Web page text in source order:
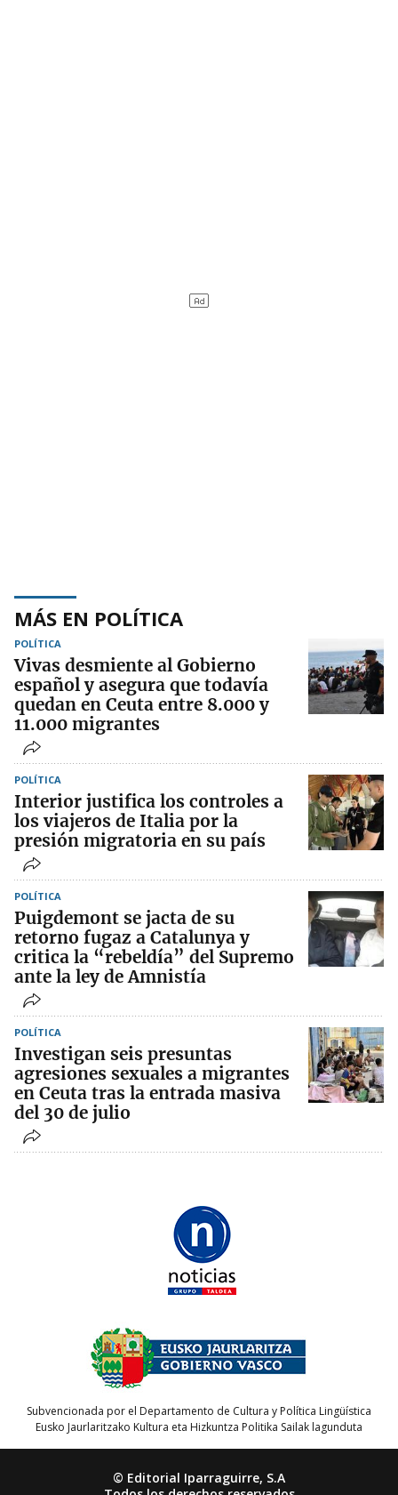
MÁS EN POLÍTICA
POLÍTICA
Vivas desmiente al Gobierno
español y asegura que todavía
quedan en Ceuta entre 8.000 y
11.000 migrantes
POLÍTICA
Interior justifica los controles a
los viajeros de Italia por la
presión migratoria en su país
POLÍTICA
Puigdemont se jacta de su
retorno fugaz a Catalunya y
critica la “rebeldía” del Supremo
ante la ley de Amnistía
POLÍTICA
Investigan seis presuntas
agresiones sexuales a migrantes
en Ceuta tras la entrada masiva
del 30 de julio
Subvencionada por el Departamento de Cultura y Política Lingüística
Eusko Jaurlaritzako Kultura eta Hizkuntza Politika Sailak lagunduta
© Editorial Iparraguirre, S.A